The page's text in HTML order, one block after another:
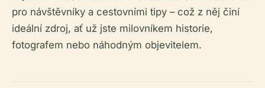
pro návštěvníky a cestovními tipy – což z něj činí
ideální zdroj, ať už jste milovníkem historie,
fotografem nebo náhodným objevitelem.